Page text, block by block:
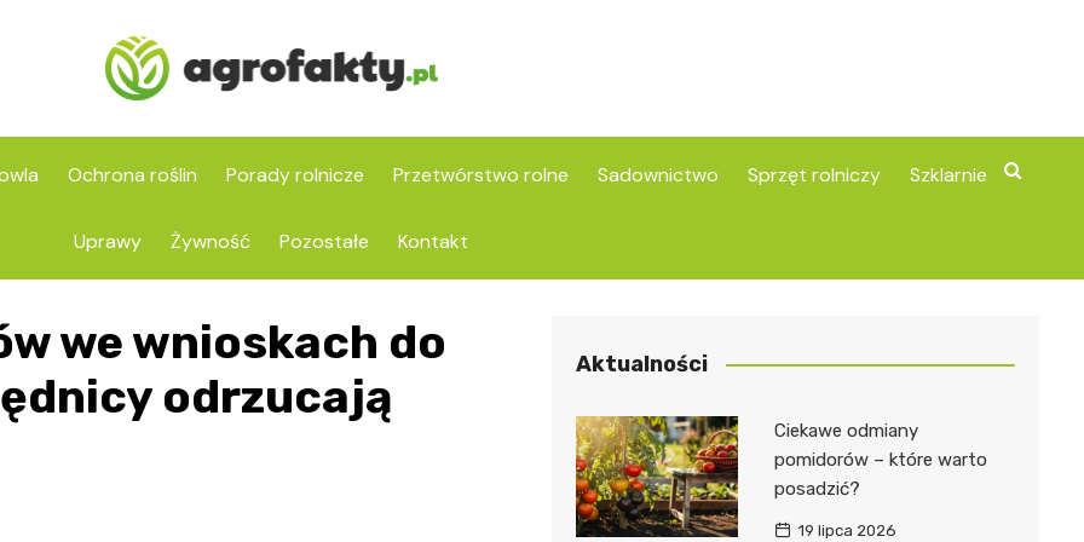
Ochrona roślin Porady rolnicze Przetwórstwo rolne Sadownictwo Sprzęt rolniczy Szklarnie
Uprawy Żywność Pozostałe Kontakt
we wnioskach do
odrzucają
Aktualności
Ciekawe odmiany
pomidorów – które warto
posadzić?
19 lipca 2026